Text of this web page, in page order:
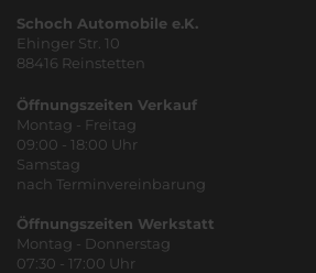
Schoch Automobile e.K.
Ehinger Str. 10
88416 Reinstetten
Öffnungszeiten Verkauf
Montag - Freitag
09:00 - 18:00 Uhr
Samstag
nach Terminvereinbarung
Öffnungszeiten Werkstatt
Montag - Donnerstag
07:30 - 17:00 Uhr